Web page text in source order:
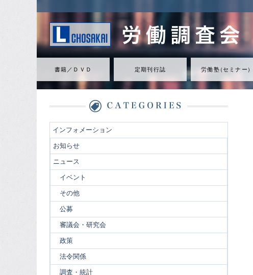
書籍／ＤＶＤ 定期刊行誌 労働塾（セミナ ー ）
インフォメーション
お知らせ
ニュース
イベント
その他
公募
審議会・研究会
政策
法令関係
調査・統計